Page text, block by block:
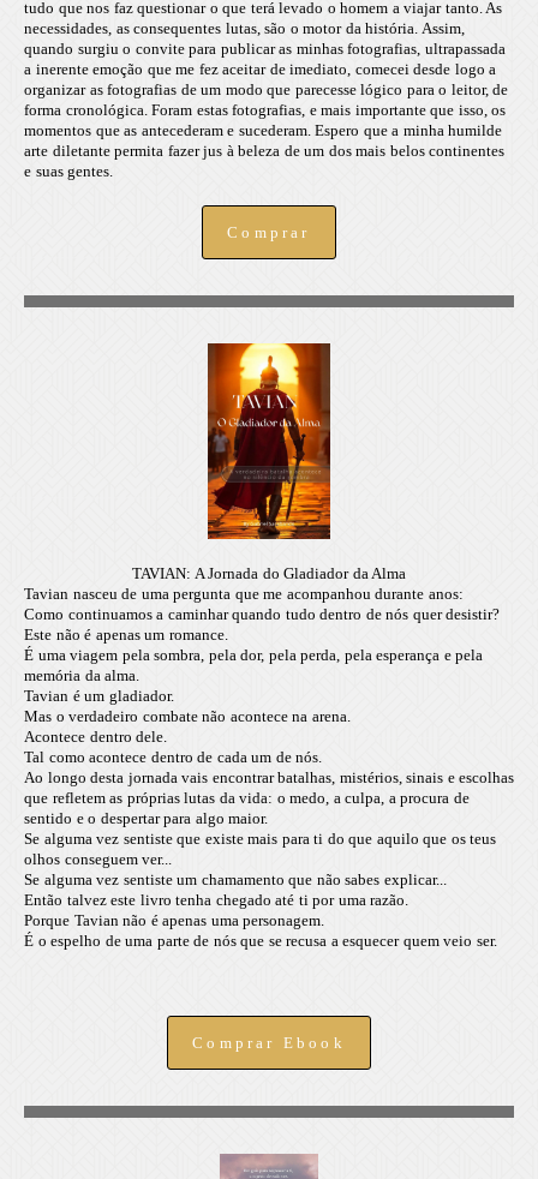
tudo que nos faz questionar o que terá levado o homem a viajar tanto. As
necessidades, as consequentes lutas, são o motor da história. Assim,
quando surgiu o convite para publicar as minhas fotografias, ultrapassada
a inerente emoção que me fez aceitar de imediato, comecei desde logo a
organizar as fotografias de um modo que parecesse lógico para o leitor, de
forma cronológica. Foram estas fotografias, e mais importante que isso, os
momentos que as antecederam e sucederam. Espero que a minha humilde
arte diletante permita fazer jus à beleza de um dos mais belos continentes
e suas gentes.
Comprar
TAVIAN: A Jornada do Gladiador da Alma
Tavian nasceu de uma pergunta que me acompanhou durante anos:
Como continuamos a caminhar quando tudo dentro de nós quer desistir?
Este não é apenas um romance.
É uma viagem pela sombra, pela dor, pela perda, pela esperança e pela
memória da alma.
Tavian é um gladiador.
Mas o verdadeiro combate não acontece na arena.
Acontece dentro dele.
Tal como acontece dentro de cada um de nós.
Ao longo desta jornada vais encontrar batalhas, mistérios, sinais e escolhas
que refletem as próprias lutas da vida: o medo, a culpa, a procura de
sentido e o despertar para algo maior.
Se alguma vez sentiste que existe mais para ti do que aquilo que os teus
olhos conseguem ver...
Se alguma vez sentiste um chamamento que não sabes explicar...
Então talvez este livro tenha chegado até ti por uma razão.
Porque Tavian não é apenas uma personagem.
É o espelho de uma parte de nós que se recusa a esquecer quem veio ser.
Comprar Ebook